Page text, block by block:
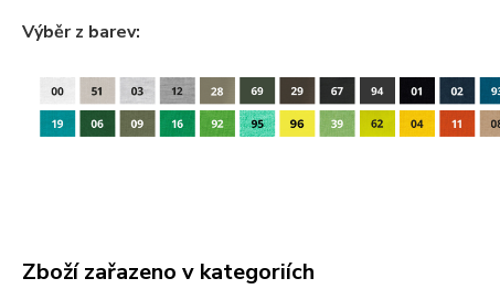
Výběr z barev:
Zboží zařazeno v kategoriích